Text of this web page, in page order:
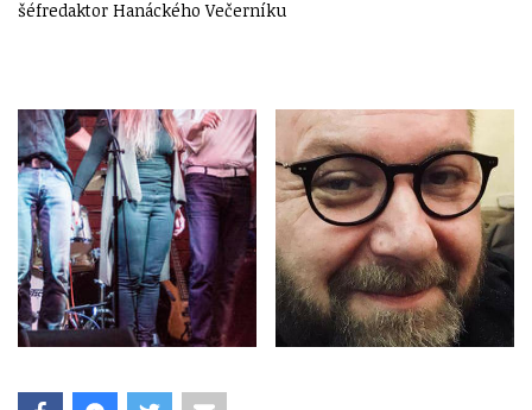
šéfredaktor Hanáckého Večerníku